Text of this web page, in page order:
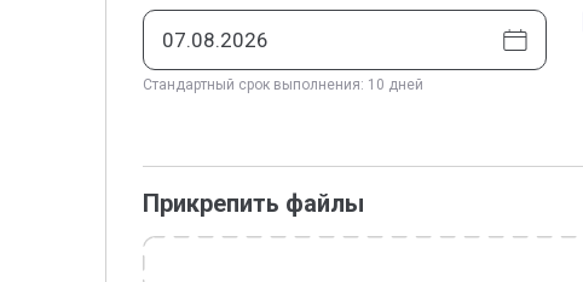
Стандартный срок выполнения: 10 дней
Прикрепить файлы